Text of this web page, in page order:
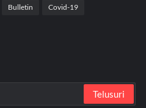
Bulletin Covid-19